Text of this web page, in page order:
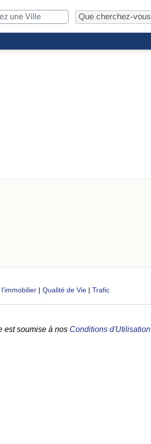
l'immobilier | Qualité de Vie | Trafic
est soumise à nos Conditions d'Utilisation